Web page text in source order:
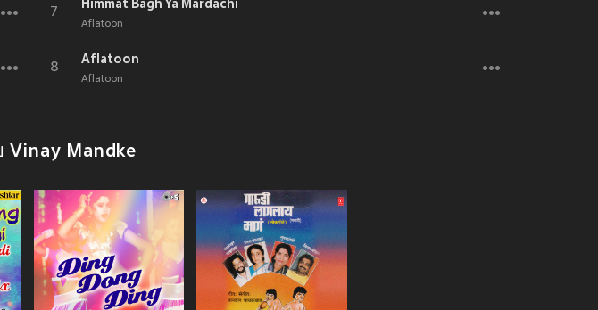
7
Himmat Bagh Ya Mardachi
Aflatoon
8
Aflatoon
Aflatoon
Vinay Mandke